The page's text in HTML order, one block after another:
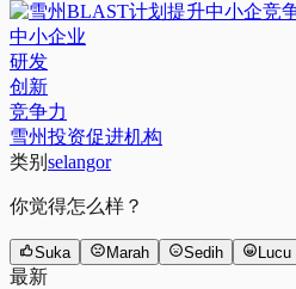
中小企业
研发
创新
竞争力
雪州投资促进机构
类别 selangor
你觉得怎么样？
Suka Marah Sedih Lucu
最新